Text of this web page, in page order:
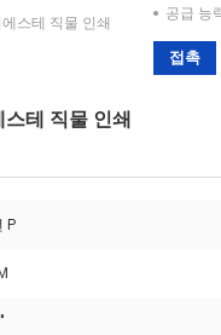
스테 직물 인쇄
공급 능
접촉
테 직물 인쇄
P